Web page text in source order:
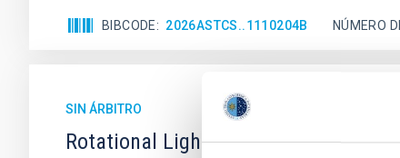
BIBCODE 2026ASTCS..1110204B NÚMERO
SIN ÁRBITRO
Rotational Light Curve and